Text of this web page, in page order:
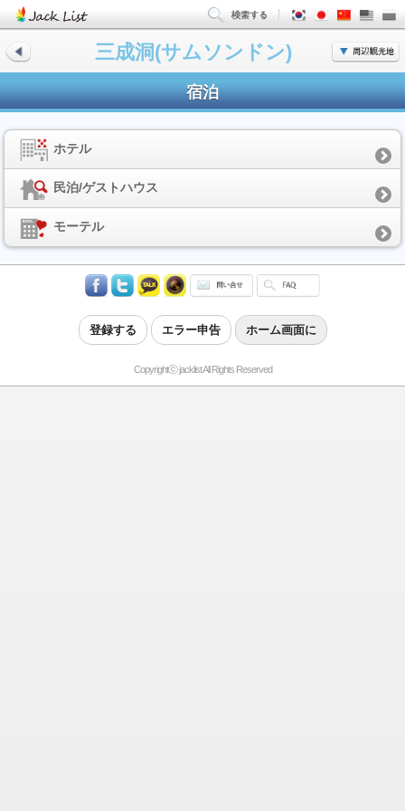
三成洞(サムソンドン)
宿泊
ホテル
民泊/ゲストハウス
モーテル
登録する エラー申告 ホーム画面に
Copyrightⓒ jacklist All Rights Reserved